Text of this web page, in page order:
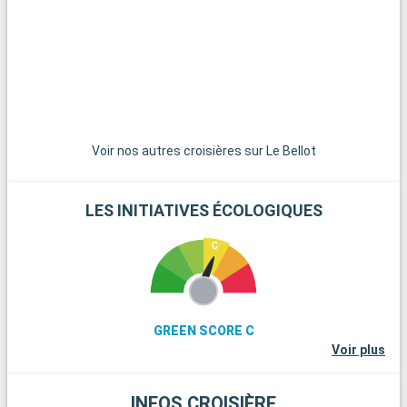
Voir nos autres croisières sur Le Bellot
LES INITIATIVES ÉCOLOGIQUES
GREEN SCORE C
Voir plus